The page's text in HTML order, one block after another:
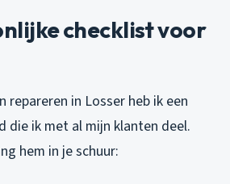
checklist voor
repareren in Losser heb ik een
die ik met al mijn klanten deel.
hem in je schuur: